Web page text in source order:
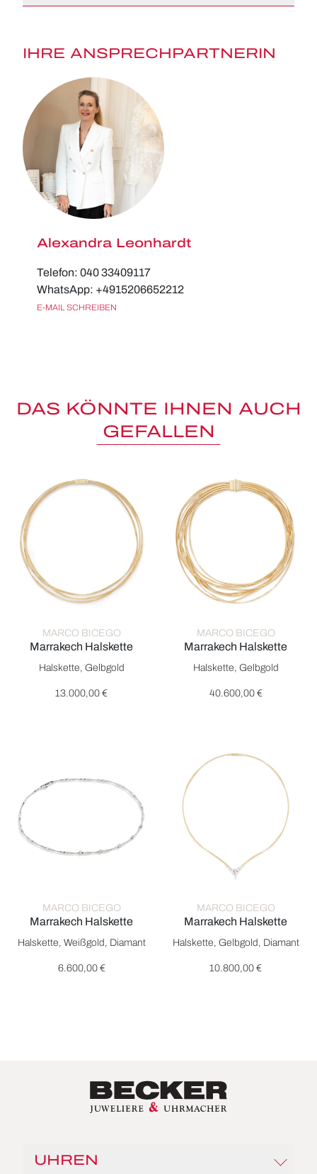
IHRE ANSPRECHPARTNERIN
Alexandra Leonhardt
Telefon: 040 33409117
WhatsApp: +4915206652212
E-MAIL SCHREIBEN
DAS KÖNNTE IHNEN AUCH
GEFALLEN
MARCO BICEGO
Marrakech Halskette
Marco Bicego Marrakech Halskette, Ref: CG848 Y, Preis:
Halskette, Gelbgold
13.000,00 €
MARCO BICEGO
Marrakech Halskette
Marco Bicego Marrakech
Halskette, Gelbgold
40.600,00 €
MARCO BICEGO
Marrakech Halskette
Marco Bicego Marrakech Halskette, Ref: CG337 B W, Preis:
Halskette, Weißgold, Diamant
6.600,00 €
MARCO BICEGO
Marrakech Halskette
Marco Bicego Marrakech
Halskette, Gelbgold, Diamant
10.800,00 €
UHREN